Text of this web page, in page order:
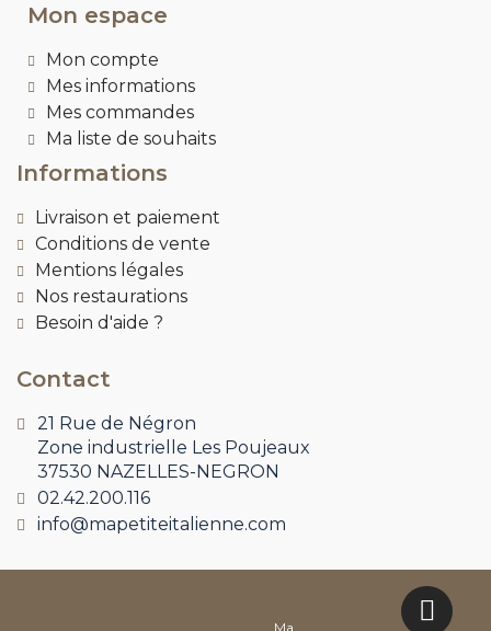
Mon espace
Mon compte
Mes informations
Mes commandes
Ma liste de souhaits
Informations
Livraison et paiement
Conditions de vente
Mentions légales
Nos restaurations
Besoin d'aide ?
Contact
21 Rue de Négron
Zone industrielle Les Poujeaux
37530 NAZELLES-NEGRON
02.42.200.116
info@mapetiteitalienne.com
Ma